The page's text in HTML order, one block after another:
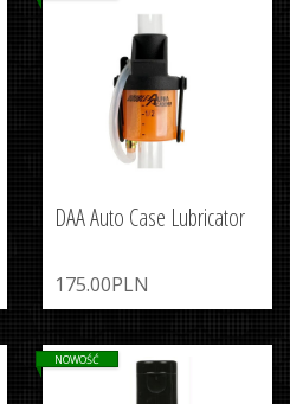
DAA Auto Case Lubricator
175.00PLN
NOWOŚĆ